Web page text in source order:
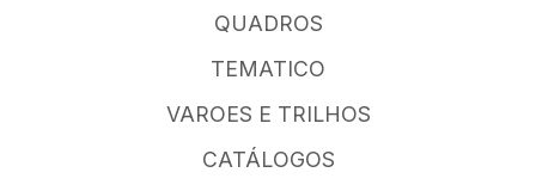
QUADROS
TEMATICO
VAROES E TRILHOS
CATÁLOGOS